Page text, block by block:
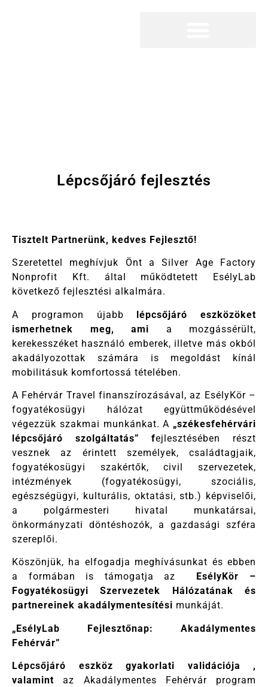
Lépcsőjáró fejlesztés
Tisztelt Partnerünk, kedves Fejlesztő!
Szeretettel meghívjuk Önt a Silver Age Factory
Nonprofit Kft. által működtetett EsélyLab
következő fejlesztési alkalmára.
A programon újabb lépcsőjáró eszközöket
ismerhetnek meg, ami a mozgássérült,
kerekesszéket használó emberek, illetve más okból
akadályozottak számára is megoldást kínál
mobilitásuk komfortossá tételében.
A Fehérvár Travel finanszírozásával, az EsélyKör –
fogyatékosügyi hálózat együttműködésével
végezzük szakmai munkánkat. A „székesfehérvári
lépcsőjáró szolgáltatás” fejlesztésében részt
vesznek az érintett személyek, családtagjaik,
fogyatékosügyi szakértők, civil szervezetek,
intézmények (fogyatékosügyi, szociális,
egészségügyi, kulturális, oktatási, stb.) képviselői,
a polgármesteri hivatal munkatársai,
önkormányzati döntéshozók, a gazdasági szféra
szereplői.
Köszönjük, ha elfogadja meghívásunkat és ebben
a formában is támogatja az
EsélyKör –
Fogyatékosügyi Szervezetek Hálózatának és
partnereinek akadálymentesítési munkáját.
„EsélyLab Fejlesztőnap: Akadálymentes
Fehérvár”
Lépcsőjáró eszköz gyakorlati validációja ,
valamintaz Akadálymentes Fehérvár program